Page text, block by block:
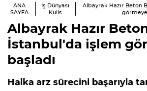
ANA
SAYFA
İş Dünyası
Kulis
Albayrak Hazır Beton
Albayrak Hazır
İstanbul'da işlem
başladı
Halka arz sürecini başarıyla